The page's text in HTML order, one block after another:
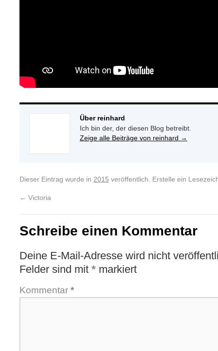
Über reinhard
Ich bin der, der diesen Blog betreibt.
Zeige alle Beiträge von reinhard →
Dieser Eintrag wurde in 2015 veröffentlich. Erstelle ein
← Victoria
Schreibe einen Kommentar
Deine E-Mail-Adresse wird nicht
Felder sind mit * markiert
Kommentar *